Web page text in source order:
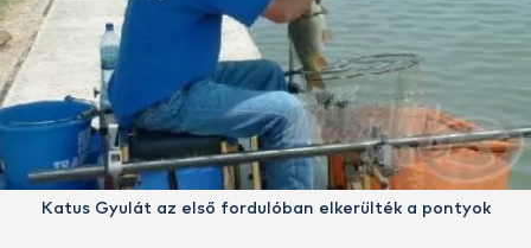
Katus Gyulát az első fordulóban elkerülték a pontyok